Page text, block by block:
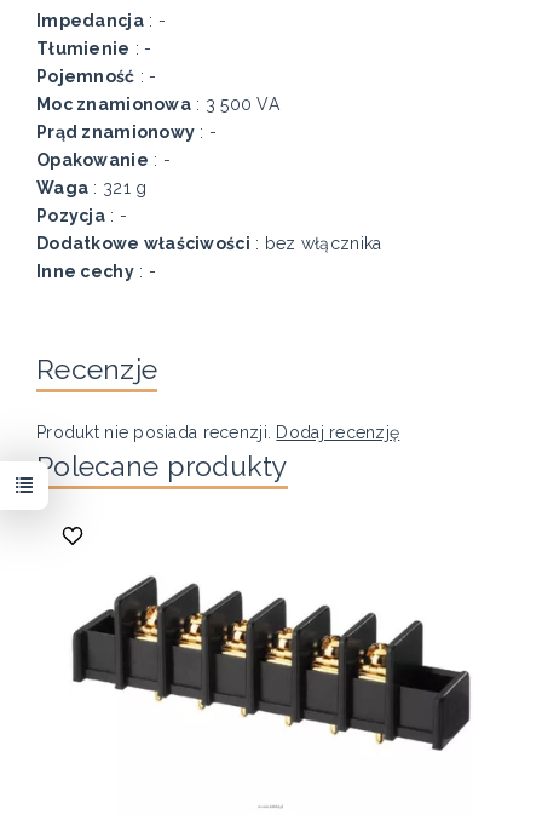
Impedancja: -
Tłumienie : -
Pojemność : -
Moc znamionowa: 3 500 VA
Prąd znamionowy : -
Opakowanie : -
Waga : 321 g
Pozycja: -
Dodatkowe właściwości : bez włącznika
Inne cechy: -
Recenzje
Produkt nie posiada recenzji. Dodaj recenzję
Polecane produkty